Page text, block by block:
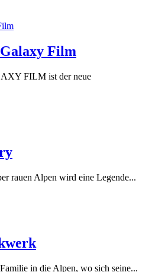
Film
FILM ist der neue
rauen Alpen wird eine Legende...
in die Alpen, wo sich seine...